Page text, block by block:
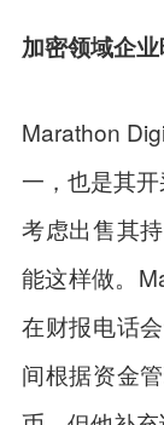
加密领域企
Marathon
一，也是其
考虑出售其
能这样做。
在财报电话
间根据资金